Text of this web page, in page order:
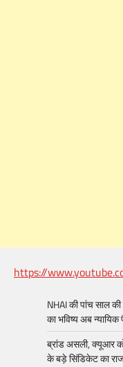
https://
NHAI की पांच साल
का भविष्य अब
ब्रांड असली, क्यूआर
के बड़े सिंडिकेट का